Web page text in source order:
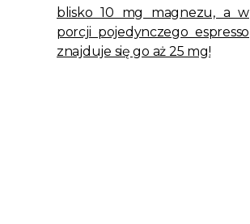
blisko 10 mg magnezu, a w
porcji pojedynczego espresso
znajduje się go aż 25 mg!